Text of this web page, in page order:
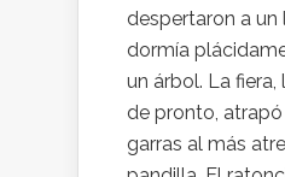
despertaron a un
dormía
un árbol. La
de pronto, atrapó
garras al más